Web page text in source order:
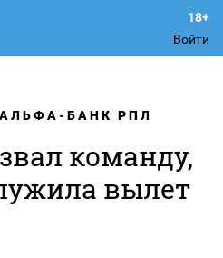
Войти
АЛЬФА-БАНК РПЛ
команду,
вылет